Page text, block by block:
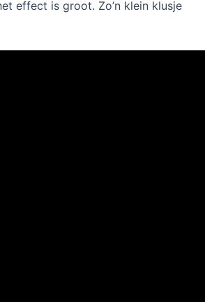
effect is groot. Zo’n klein klusje